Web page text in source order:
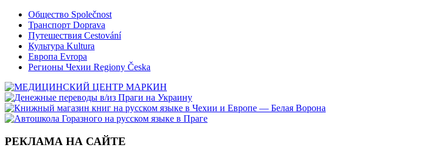
Общество Společnost
Транспорт Doprava
Путешествия Cestování
Культура Kultura
Европа Evropa
Регионы Чехии Regiony Česka
РЕКЛАМА НА САЙТЕ